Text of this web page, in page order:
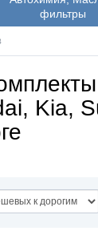
фильтры
Kia,